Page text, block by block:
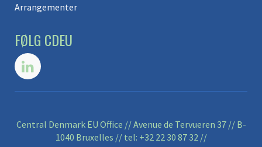
Arrangementer
FØLG CDEU
Central Denmark EU Office // Avenue de Tervueren 37 // B-
1040 Bruxelles // tel: +32 22 30 87 32//